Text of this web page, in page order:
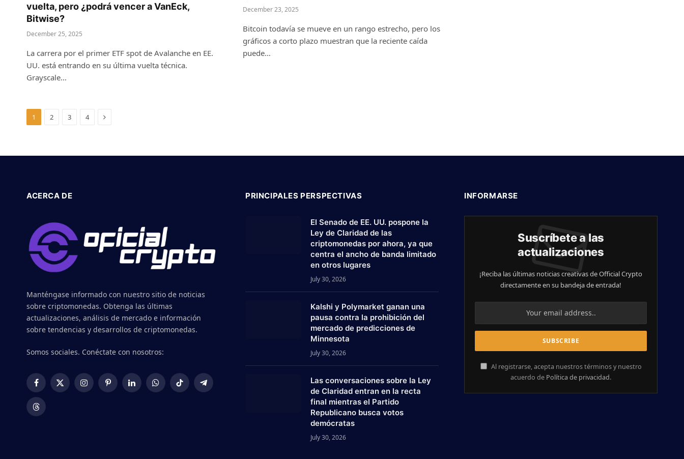
vuelta, pero ¿podrá vencer a VanEck,
Bitwise?
December 25, 2025
La carrera por el primer ETF spot de Avalanche en EE.
UU. está entrando en su última vuelta técnica.
Grayscale…
December 23, 2025
Bitcoin todavía se mueve en un rango estrecho, pero los
gráficos a corto plazo muestran que la reciente caída
puede…
1 2 3 4 Next
ACERCA DE
Manténgase informado con nuestro sitio de noticias
sobre criptomonedas. Obtenga las últimas
actualizaciones, análisis de mercado e información
sobre tendencias y desarrollos de criptomonedas.
Somos sociales. Conéctate con nosotros:
Facebook
X
InstagramPinterestLinkedInWhatsApp
TikTok Telegram
Threads
PRINCIPALES PERSPECTIVAS
El Senado de EE. UU. pospone la
Ley de Claridad de las
criptomonedas por ahora, ya que
centra el ancho de banda limitado
en otros lugares
July 30, 2026
Kalshi y Polymarket ganan una
pausa contra la prohibición del
mercado de predicciones de
Minnesota
July 30, 2026
Las conversaciones sobre la Ley
de Claridad entran en la recta
final mientras el Partido
Republicano busca votos
demócratas
July 30, 2026
INFORMARSE
Suscríbete a las
actualizaciones
¡Reciba las últimas noticias creativas de Official Crypto
directamente en su bandeja de entrada!
Al registrarse, acepta nuestros términos y nuestro
acuerdo de Política de privacidad.